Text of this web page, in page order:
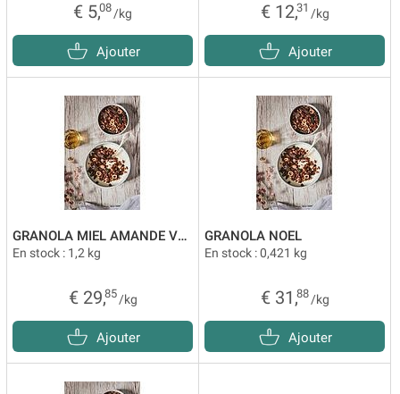
€ 5,08 /kg
Ajouter
€ 12,31 /kg
Ajouter
GRANOLA MIEL AMANDE VRAC
En stock : 1,2 kg
€ 29,85 /kg
Ajouter
GRANOLA NOEL
En stock : 0,421 kg
€ 31,88 /kg
Ajouter